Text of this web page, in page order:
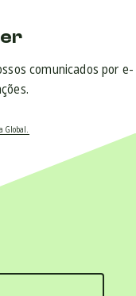
comunicados por e-
Global.